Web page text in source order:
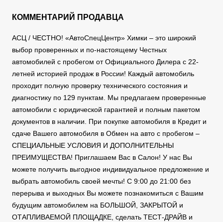
КОММЕНТАРИЙ ПРОДАВЦА
АСЦ / ЧЕСТНО! «АвтоСпецЦентр» Химки – это широкий
выбор проверенных и по-настоящему Честных
автомобилей с пробегом от Официального Дилера с 22-
летней историей продаж в России! Каждый автомобиль
проходит полную проверку технического состояния и
диагностику по 129 пунктам. Мы предлагаем проверенные
автомобили с юридической гарантией и полным пакетом
документов в наличии. При покупке автомобиля в Кредит и
сдаче Вашего автомобиля в Обмен на авто с пробегом –
СПЕЦИАЛЬНЫЕ УСЛОВИЯ И ДОПОЛНИТЕЛЬНЫ
ПРЕИМУЩЕСТВА! Приглашаем Вас в Салон! У нас Вы
можете получить выгодное индивидуальное предложение и
выбрать автомобиль своей мечты! С 9:00 до 21:00 без
перерыва и выходных Вы можете познакомиться с Вашим
будущим автомобилем на БОЛЬШОЙ, ЗАКРЫТОЙ и
ОТАПЛИВАЕМОЙ ПЛОЩАДКЕ, сделать ТЕСТ-ДРАЙВ и